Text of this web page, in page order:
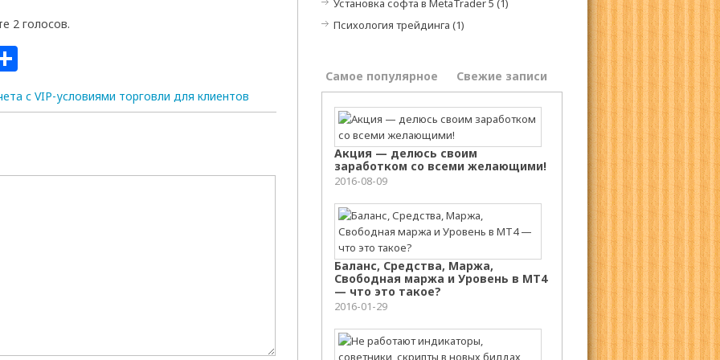
2 голосов.
Установка софта в MetaTrader 5 (1)
Психология трейдинга (1)
Самое популярное Свежие записи
Акция — делюсь своим
заработком со всеми желающими!
2016-08-09
Баланс, Средства, Маржа,
Свободная маржа и Уровень в МТ4
— что это такое?
2016-01-29